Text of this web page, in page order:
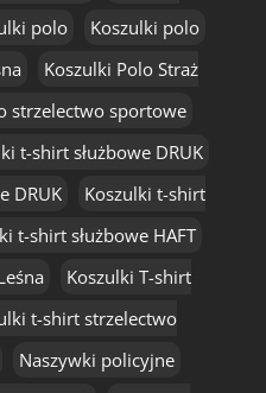
polo
Koszulki polo
Koszulki Polo Straż
strzelectwo sportowe
t-shirt służbowe DRUK
DRUK
Koszulki t-shirt
t-shirt służbowe HAFT
Koszulki T-shirt
t-shirt strzelectwo
Naszywki policyjne